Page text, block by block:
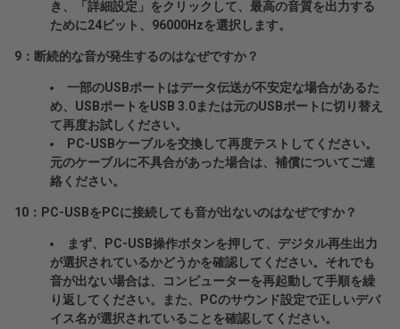
き、「詳細設定」をクリックして、最高の音質を出力する
ために24ビット、96000Hzを選択します。
9：断続的な音が発生するのはなぜですか？
一部のUSBポートはデータ伝送が不安定な場合があるた
め、USBポートをUSB 3.0または元のUSBポートに切り替え
て再度お試しください。
PC-USBケーブルを交換して再度テストしてください。
元のケーブルに不具合があった場合は、補償についてご連
絡ください。
10：PC-USBをPCに接続しても音が出ないのはなぜですか？
まず、PC-USB操作ボタンを押して、デジタル再生出力
が選択されているかどうかを確認してください。それでも
音が出ない場合は、コンピューターを再起動して手順を繰
り返してください。また、PCのサウンド設定で正しいデバ
イス名が選択されていることを確認してください。